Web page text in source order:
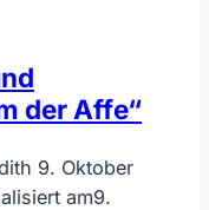
der Affe“
9. Oktober
am9.